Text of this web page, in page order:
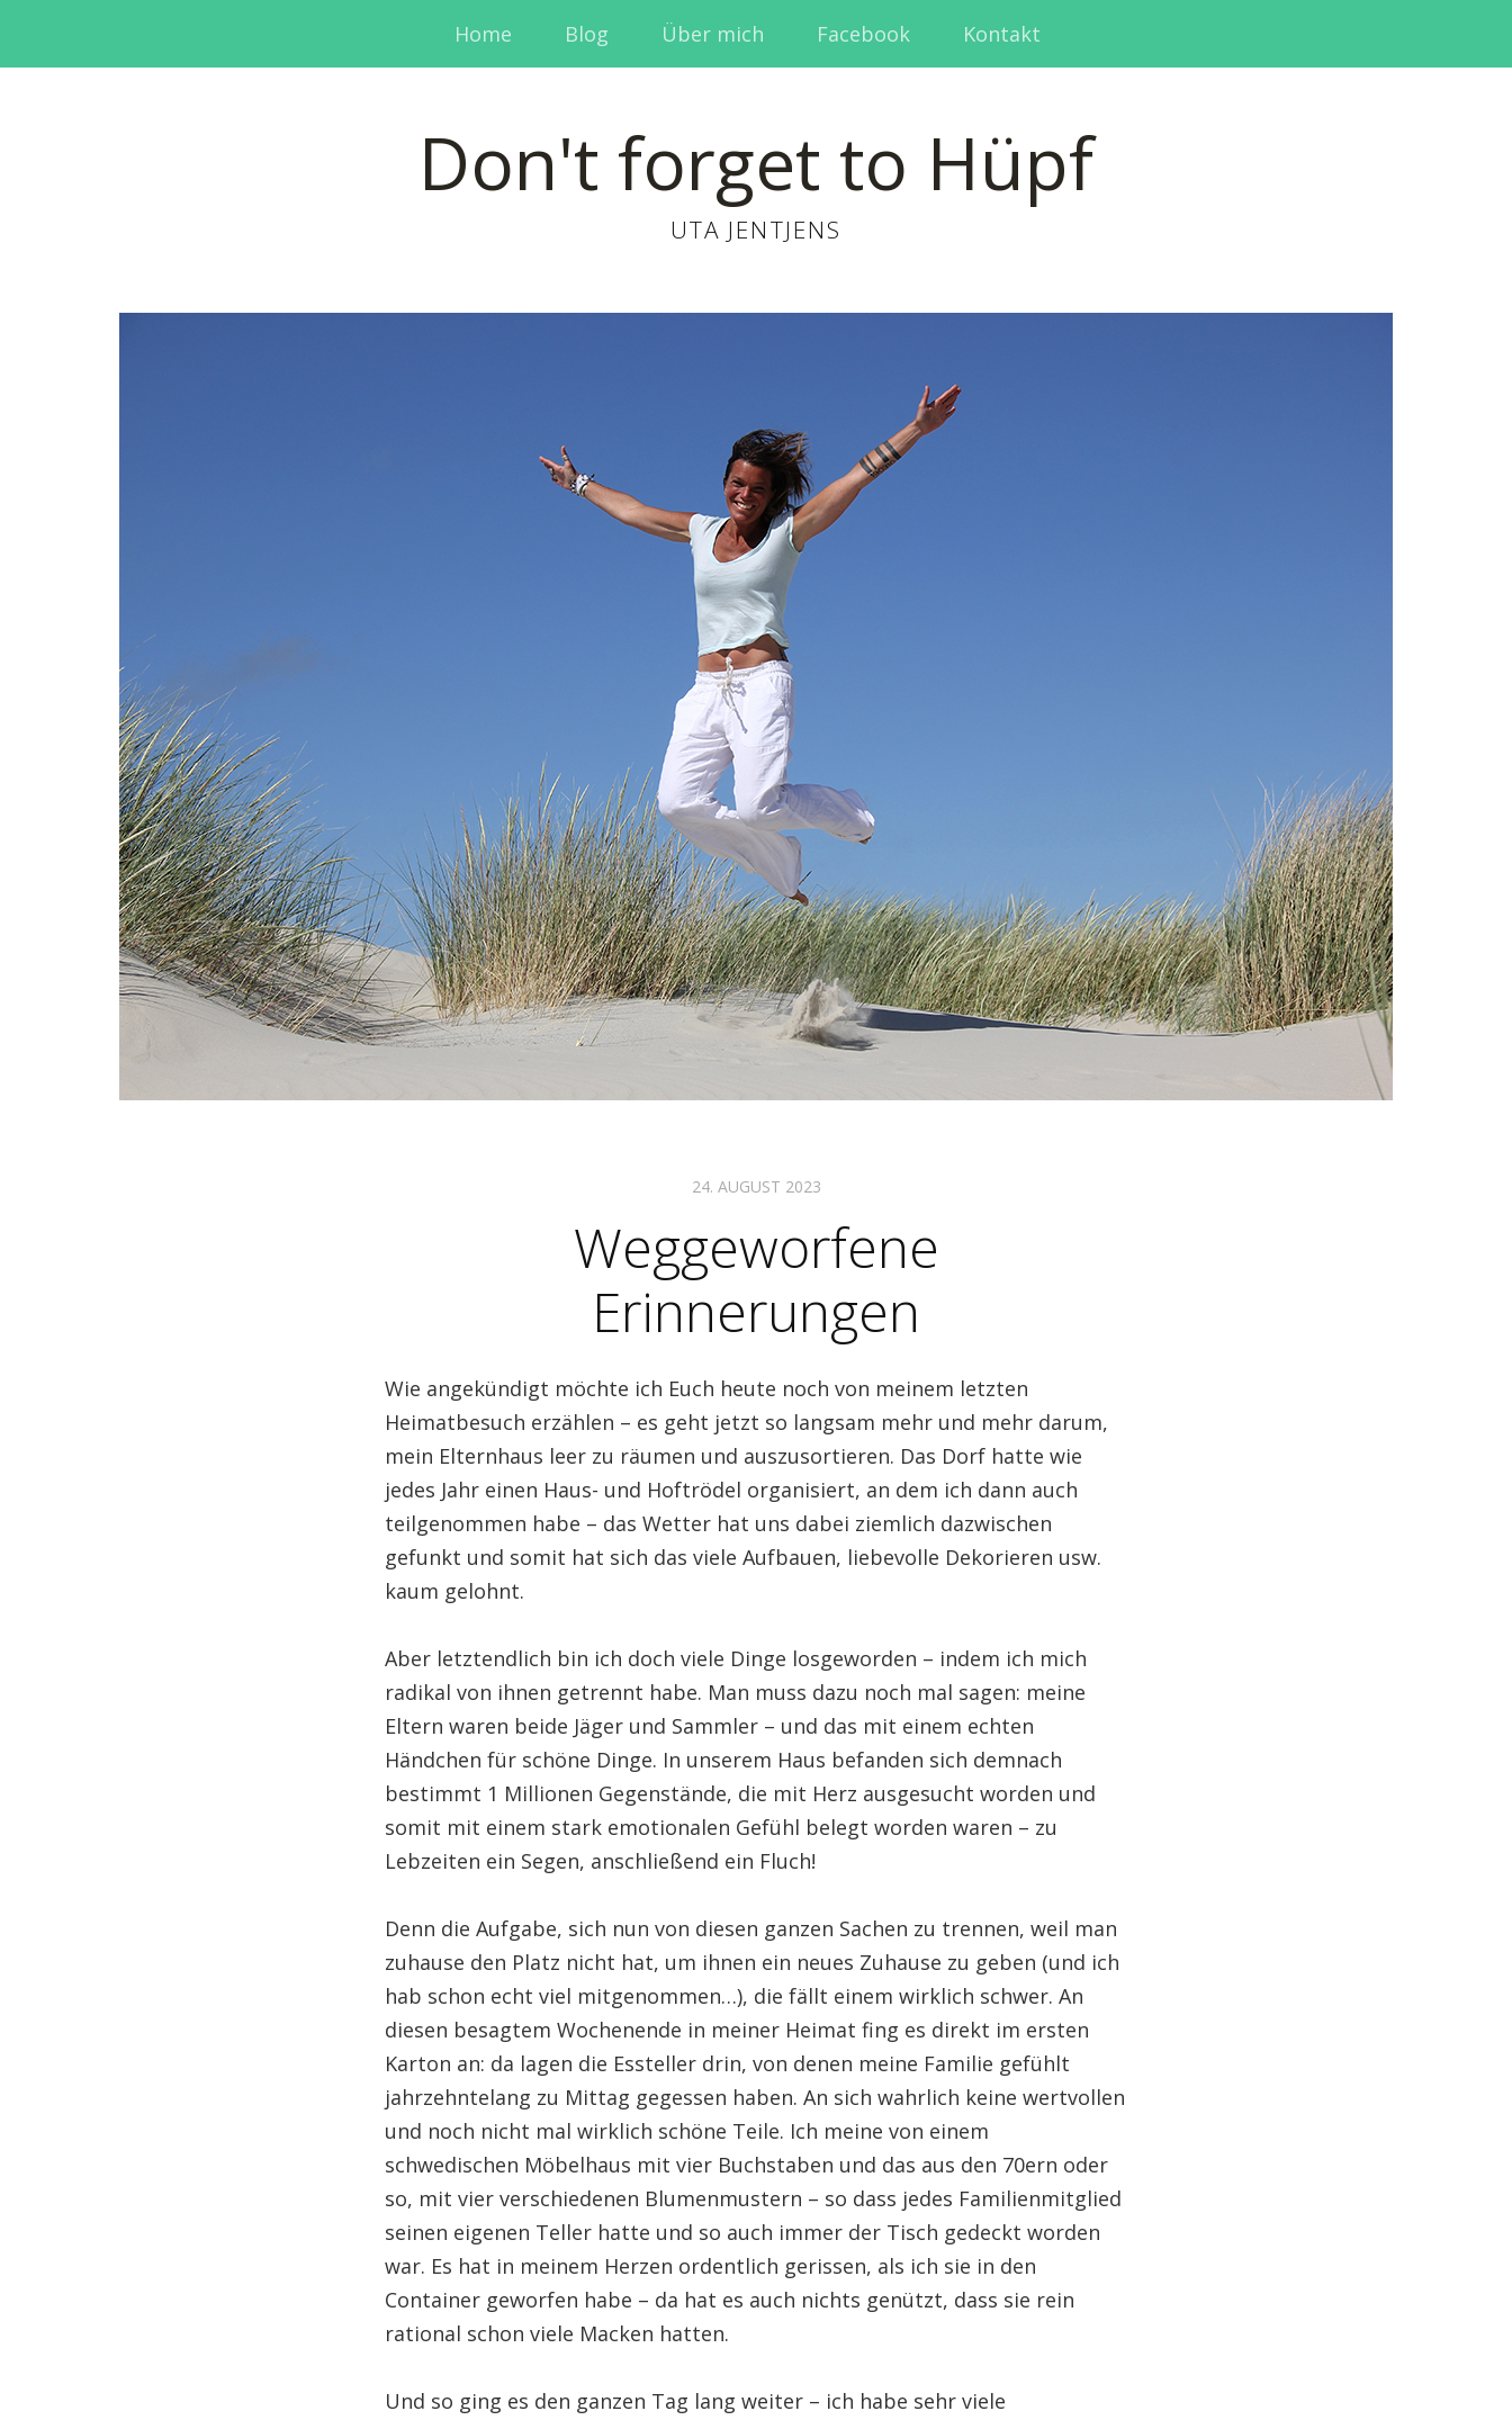
Home Blog Über mich Facebook Kontakt
Don't forget to Hüpf
UTA JENTJENS
24. AUGUST 2023
Weggeworfene
Erinnerungen
Wie angekündigt möchte ich Euch heute noch von meinem letzten
Heimatbesuch erzählen – es geht jetzt so langsam mehr und mehr darum,
mein Elternhaus leer zu räumen und auszusortieren. Das Dorf hatte wie
jedes Jahr einen Haus- und Hoftrödel organisiert, an dem ich dann auch
teilgenommen habe – das Wetter hat uns dabei ziemlich dazwischen
gefunkt und somit hat sich das viele Aufbauen, liebevolle Dekorieren usw.
kaum gelohnt.
Aber letztendlich bin ich doch viele Dinge losgeworden – indem ich mich
radikal von ihnen getrennt habe. Man muss dazu noch mal sagen: meine
Eltern waren beide Jäger und Sammler – und das mit einem echten
Händchen für schöne Dinge. In unserem Haus befanden sich demnach
bestimmt 1 Millionen Gegenstände, die mit Herz ausgesucht worden und
somit mit einem stark emotionalen Gefühl belegt worden waren – zu
Lebzeiten ein Segen, anschließend ein Fluch!
Denn die Aufgabe, sich nun von diesen ganzen Sachen zu trennen, weil man
zuhause den Platz nicht hat, um ihnen ein neues Zuhause zu geben (und ich
hab schon echt viel mitgenommen…), die fällt einem wirklich schwer. An
diesen besagtem Wochenende in meiner Heimat fing es direkt im ersten
Karton an: da lagen die Essteller drin, von denen meine Familie gefühlt
jahrzehntelang zu Mittag gegessen haben. An sich wahrlich keine wertvollen
und noch nicht mal wirklich schöne Teile. Ich meine von einem
schwedischen Möbelhaus mit vier Buchstaben und das aus den 70ern oder
so, mit vier verschiedenen Blumenmustern – so dass jedes Familienmitglied
seinen eigenen Teller hatte und so auch immer der Tisch gedeckt worden
war. Es hat in meinem Herzen ordentlich gerissen, als ich sie in den
Container geworfen habe – da hat es auch nichts genützt, dass sie rein
rational schon viele Macken hatten.
Und so ging es den ganzen Tag lang weiter – ich habe sehr viele